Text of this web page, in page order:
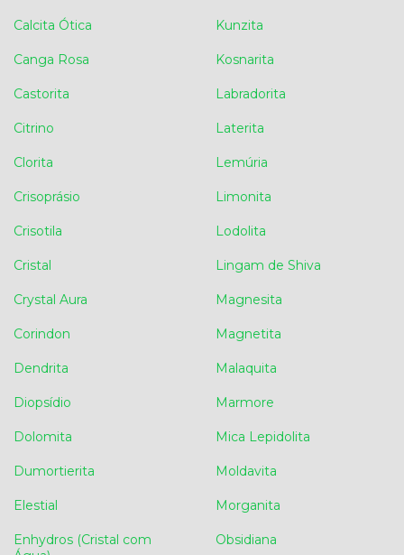
Calcita Ótica
Canga Rosa
Castorita
Citrino
Clorita
Crisoprásio
Crisotila
Cristal
Crystal Aura
Corindon
Dendrita
Diopsídio
Dolomita
Dumortierita
Elestial
Enhydros (Cristal com
Kunzita
Kosnarita
Labradorita
Laterita
Lemúria
Limonita
Lodolita
Lingam de Shiva
Magnesita
Magnetita
Malaquita
Marmore
Mica Lepidolita
Moldavita
Morganita
Obsidiana